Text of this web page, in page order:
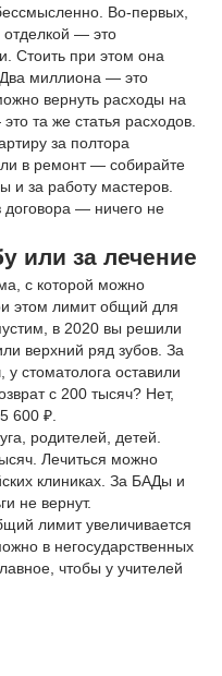
Во-первых,
отделкой — это
Стоить при этом она
миллиона — это
вернуть расходы на
та же статья расходов.
за полтора
в ремонт — собирайте
и за работу мастеров.
договора — ничего не
или за лечение
с которой можно
этом лимит общий для
в 2020 вы решили
верхний ряд зубов. За
стоматолога оставили
с 200 тысяч? Нет,
600 ₽.
родителей, детей.
Лечиться можно
клиниках. За БАДы и
не вернут.
лимит увеличивается
в негосударственных
чтобы у учителей